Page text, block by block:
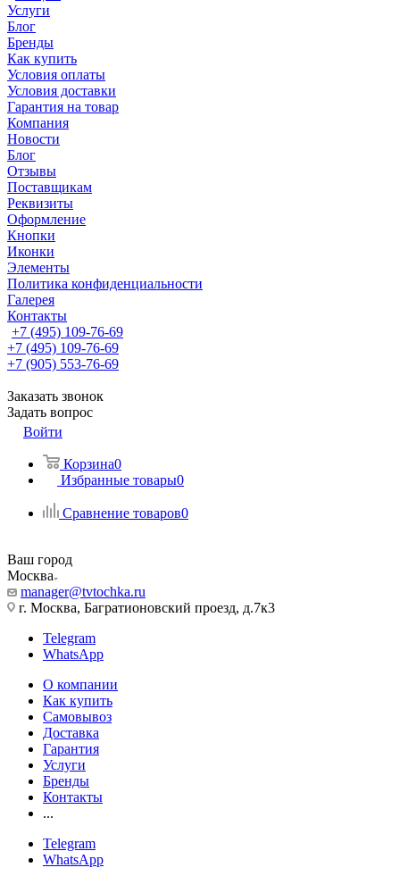
Услуги
Блог
Бренды
Как купить
Условия оплаты
Условия доставки
Гарантия на товар
Компания
Новости
Блог
Отзывы
Поставщикам
Реквизиты
Оформление
Кнопки
Иконки
Элементы
Политика конфиденциальности
Галерея
Контакты
+7 (495) 109-76-69
+7 (495) 109-76-69
+7 (905) 553-76-69
Заказать звонок
Задать вопрос
Войти
Корзина0
Избранные товары0
Сравнение товаров0
Ваш город
Москва
manager@tvtochka.ru
г. Москва, Багратионовский проезд, д.7к3
Telegram
WhatsApp
О компании
Как купить
Самовывоз
Доставка
Гарантия
Услуги
Бренды
Контакты
...
Telegram
WhatsApp